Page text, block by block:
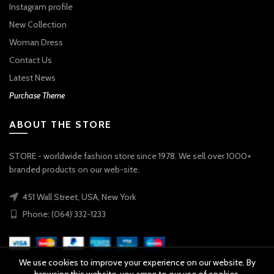
Instagram profile
New Collection
Woman Dress
Contact Us
Latest News
Purchase Theme
ABOUT THE STORE
STORE - worldwide fashion store since 1978. We sell over 1000+
branded products on our web-site.
451 Wall Street, USA, New York
Phone: (064) 332-1233
We use cookies to improve your experience on our website. By